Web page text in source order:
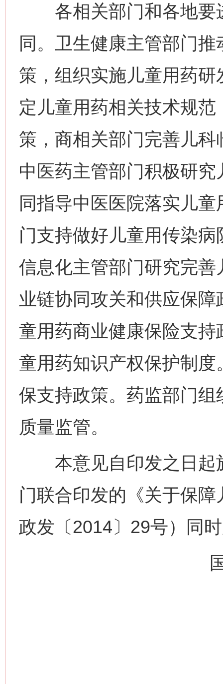
各相关部门和各地要
同。卫生健康主管部门
策，组织实施儿童用药
定儿童用药相关技术规
策，商相关部门完善儿
中医药主管部门积极研
同指导中医医院落实儿
门支持做好儿童用传染
信息化主管部门研究完
业链协同攻关和供应保
童用药商业健康保险支
童用药知识产权保护制
保支持政策。药监部门
质量监管。
本意见自印发之日起
门联合印发的《关于保
政发〔2014〕29号）同
网上购药对药下症？